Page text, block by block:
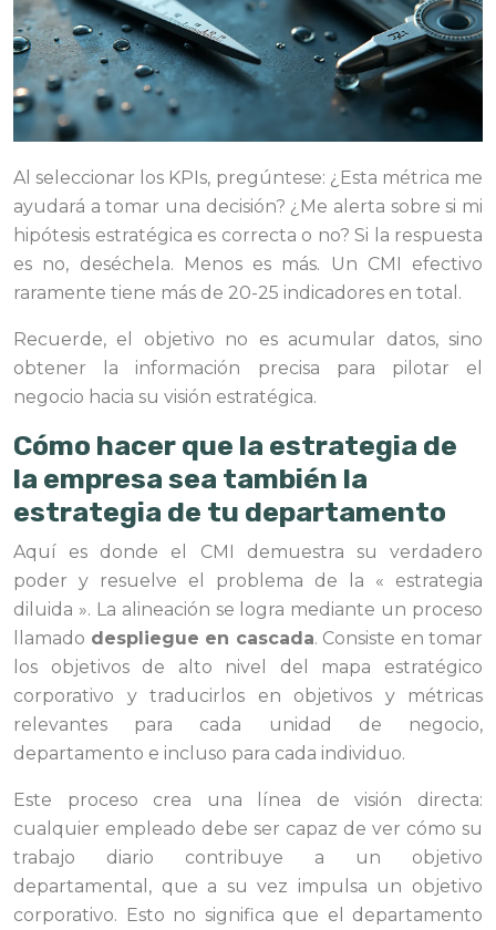
Al seleccionar los KPIs, pregúntese: ¿Esta métrica me
ayudará a tomar una decisión? ¿Me alerta sobre si mi
hipótesis estratégica es correcta o no? Si la respuesta
es no, deséchela. Menos es más. Un CMI efectivo
raramente tiene más de 20-25 indicadores en total.
Recuerde, el objetivo no es acumular datos, sino
obtener la información precisa para pilotar el
negocio hacia su visión estratégica.
Cómo hacer que la estrategia de
la empresa sea también la
estrategia de tu departamento
Aquí es donde el CMI demuestra su verdadero
poder y resuelve el problema de la « estrategia
diluida ». La alineación se logra mediante un proceso
llamado despliegue en cascada. Consiste en tomar
los objetivos de alto nivel del mapa estratégico
corporativo y traducirlos en objetivos y métricas
relevantes para cada unidad de negocio,
departamento e incluso para cada individuo.
Este proceso crea una línea de visión directa:
cualquier empleado debe ser capaz de ver cómo su
trabajo diario contribuye a un objetivo
departamental, que a su vez impulsa un objetivo
corporativo. Esto no significa que el departamento